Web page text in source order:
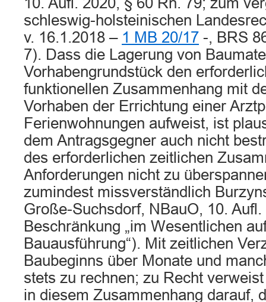
schleswig-holsteinischen
v. 16.1.2018 – 1 MB 20/17 -, BRS
7). Dass die Lagerung von
Vorhabengrundstück den
funktionellen Zusammenhang mit
Vorhaben der Errichtung einer
Ferienwohnungen aufweist, ist
dem Antragsgegner auch nicht
des erforderlichen zeitlichen
Anforderungen nicht zu
zumindest missverständlich
Große-Suchsdorf, NBauO, 10.
Beschränkung „im Wesentlichen
Bauausführung“). Mit zeitlichen
Baubeginns über Monate und
stets zu rechnen; zu Recht
in diesem Zusammenhang darauf,